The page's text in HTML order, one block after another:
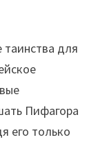
для
Пифагора
его только